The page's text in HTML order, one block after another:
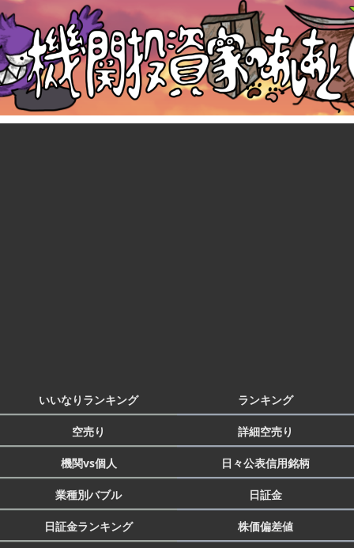
いいなりランキング ランキング
空売り 詳細空売り
機関vs個人 日々公表信用銘柄
業種別バブル 日証金
日証金ランキング 株価偏差値